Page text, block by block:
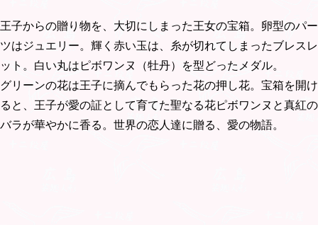
王子からの贈り物を、大切にしまった王女の宝箱。卵型のパー
ツはジュエリー。輝く赤い玉は、糸が切れてしまったブレスレ
ット。白い丸はピボワンヌ（牡丹）を型どったメダル。
グリーンの花は王子に摘んでもらった花の押し花。宝箱を開け
ると、王子が愛の証として育てた聖なる花ピボワンヌと真紅の
バラが華やかに香る。世界の恋人達に贈る、愛の物語。